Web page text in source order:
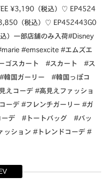
¥3,190（税込）⁡♡ EP4524
（税込）⁡♡ EP452443G0
）⁡⁡⁡一部店舗のみ入荷⁡⁡#Disney
#emsexcite #エムズエ
ゴスカート #スカート #ス
国ガーリー #韓国っぽコ
えコーデ #高見えファッショ
ーデ #フレンチガーリー #ガ
ーデ #トートバッグ #バッ
ション #トレンドコーデ #